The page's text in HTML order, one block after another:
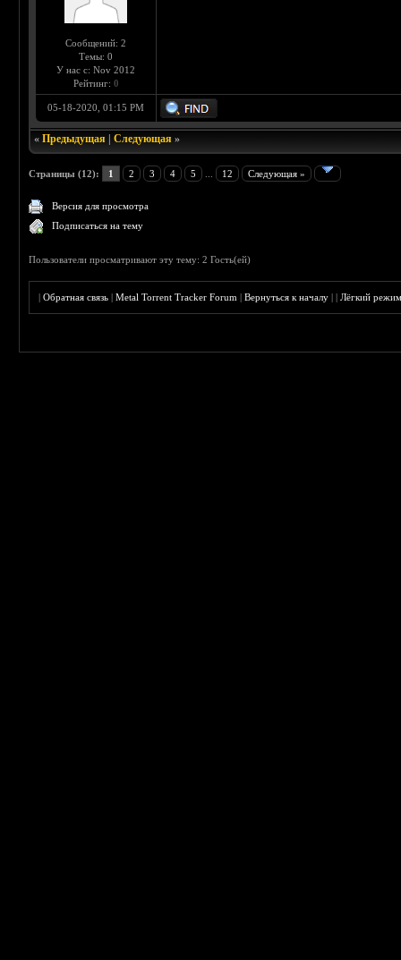
Сообщений: 2
Темы: 0
У нас с: Nov 2012
Рейтинг: 0
05-18-2020, 01:15 PM
«Предыдущая |Следующая »
Страницы (12): 1 2 3 4 5 12 Следующая »
Версия для просмотра
Подписаться на тему
Пользователи просматривают эту тему: 2 Гость(ей)
|Обратная связь |Metal Torrent Tracker Forum |Вернуться к началу ||Лёгкий